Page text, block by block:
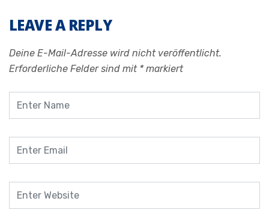
LEAVE A REPLY
Deine E-Mail-Adresse wird nicht veröffentlicht.
Erforderliche Felder sind mit * markiert